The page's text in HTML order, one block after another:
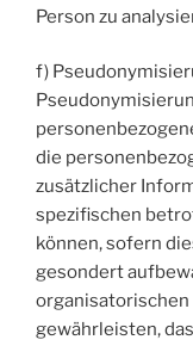
Person zu
f)
die
zusätzlicher
spezifischen
können, sofern
gesondert
gewährleisten,